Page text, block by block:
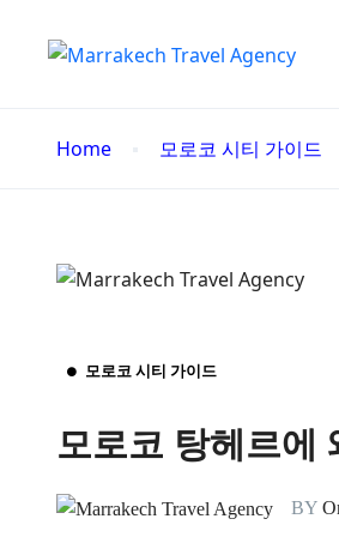
Home 모로코 시티 가이드
모로코 시티 가이드
모로코 탕헤르에
BY